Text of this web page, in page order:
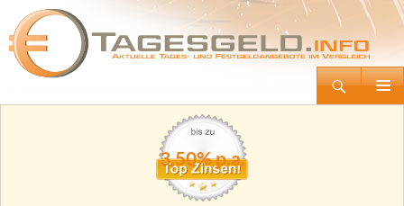
Tagesgeld.info – Tagesgeldkonten vergleichen und Tagesgeld-Zinsen berechnen
Zum
3,50% p.a.